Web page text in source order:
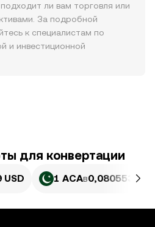
ли вам торговля или
За подробной
к специалистам по
и инвестиционной
для конвертации
USD 1 ACAв0,080553 PKR